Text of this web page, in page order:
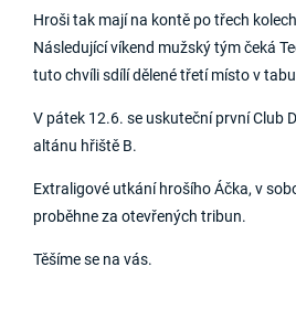
Hroši tak mají na kontě po třech
Následující víkend mužský tým čeká
tuto chvíli sdílí dělené třetí místo v
V pátek 12.6. se uskuteční první Club
altánu hřiště B.
Extraligové utkání hrošího Áčka, v
proběhne za otevřených tribun.
Těšíme se na vás.